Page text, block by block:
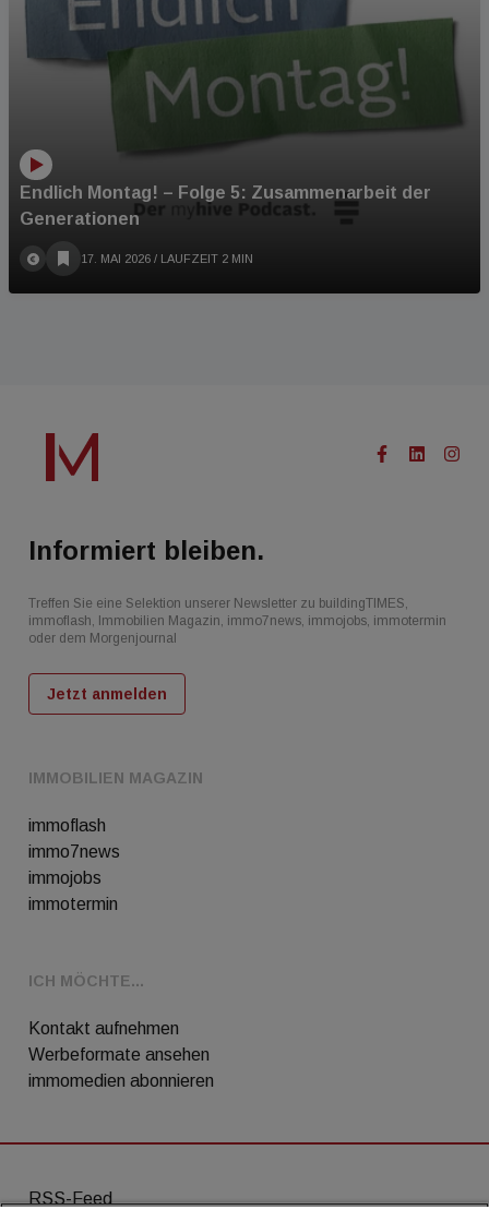
Endlich Montag! – Folge 5: Zusammenarbeit der
Generationen
17. MAI 2026 / LAUFZEIT 2 MIN
IMMOBILIEN MAGAZIN
immoflash
immo7news
immojobs
immotermin
ICH MÖCHTE...
Kontakt aufnehmen
Werbeformate ansehen
immomedien abonnieren
Informiert bleiben.
Treffen Sie eine Selektion unserer Newsletter zu buildingTIMES,
immoflash, Immobilien Magazin, immo7news, immojobs, immotermin
oder dem Morgenjournal
Jetzt anmelden
RSS-Feed